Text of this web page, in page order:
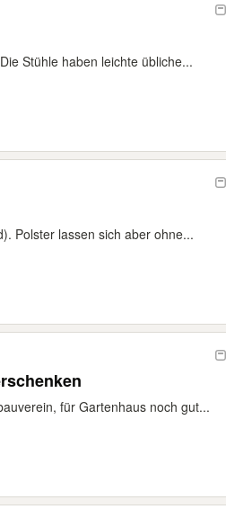
Stühle haben leichte übliche...
Polster lassen sich aber ohne...
zu verschenken
für Gartenhaus noch gut...